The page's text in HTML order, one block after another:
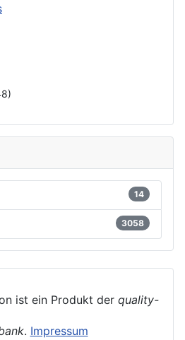
14
3058
ist ein Produkt der quality-
. Impressum